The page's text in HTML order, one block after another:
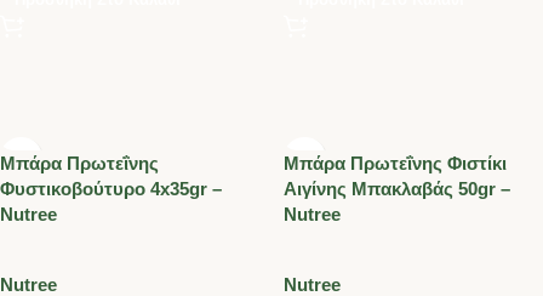
Μπάρα Πρωτεΐνης
Φυστικοβούτυρο 4x35gr –
Nutree
Nutree
Μπάρα Πρωτεΐνης Φιστίκι
Αιγίνης Μπακλαβάς 50gr –
Nutree
Nutree